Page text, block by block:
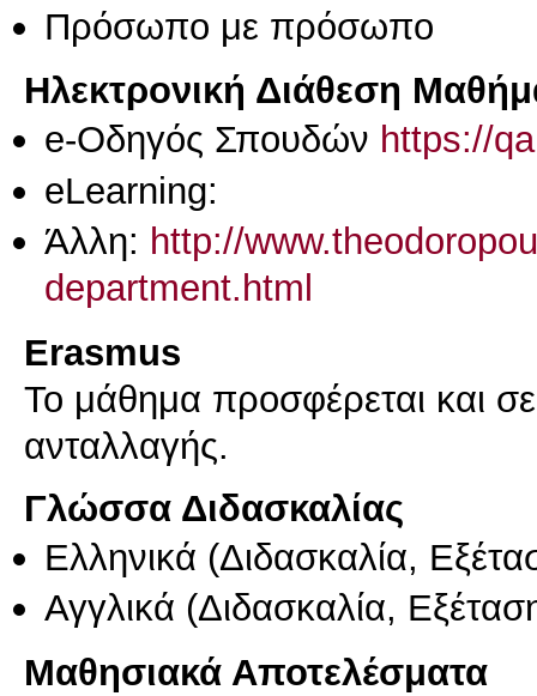
Πρόσωπο με πρόσωπο
Ηλεκτρονική Διάθεση
e-Οδηγός Σπουδών https://
eLearning:
Άλλη: http://
department.html
Erasmus
Το μάθημα προσφέρεται και
ανταλλαγής.
Γλώσσα Διδασκαλίας
Ελληνικά (Διδασκαλία,
Αγγλικά (Διδασκαλία,
Μαθησιακά Αποτελέσματα